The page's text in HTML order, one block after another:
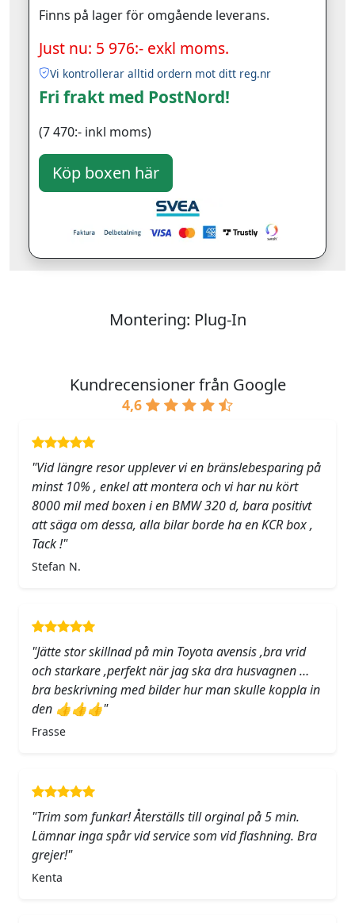
Finns på lager för omgående leverans.
Just nu: 5 976:- exkl moms.
Vi kontrollerar alltid ordern mot ditt reg.nr
Fri frakt med PostNord!
(7 470:- inkl moms)
Montering: Plug-In
Kundrecensioner från Google
4,6
"Vid längre resor upplever vi en bränslebesparing på
minst 10% , enkel att montera och vi har nu kört
8000 mil med boxen i en BMW 320 d, bara positivt
att säga om dessa, alla bilar borde ha en KCR box ,
Tack !"
Stefan N.
"Jätte stor skillnad på min Toyota avensis ,bra vrid
och starkare ,perfekt när jag ska dra husvagnen …
bra beskrivning med bilder hur man skulle koppla in
den 👍👍👍"
Frasse
"Trim som funkar! Återställs till orginal på 5 min.
Lämnar inga spår vid service som vid flashning. Bra
grejer!"
Kenta